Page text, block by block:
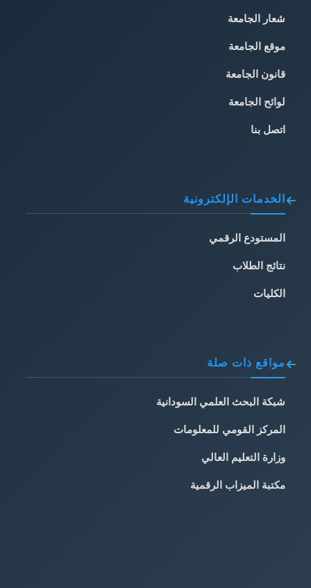
شعار الجامعة
موقع الجامعة
قانون الجامعة
لوائح الجامعة
اتصل بنا
الخدمات الإلكترونية
المستودع الرقمي
نتائج الطلاب
الكليات
مواقع ذات صلة
شبكة البحث العلمي السودانية
المركز القومي للمعلومات
وزارة التعليم العالي
مكتبة الميزاب الرقمية